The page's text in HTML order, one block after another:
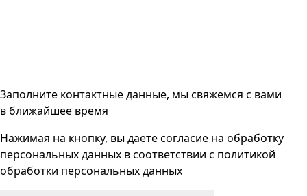
Заполните контактные данные, мы свяжемся с вами
в ближайшее время
Нажимая на кнопку, вы даете согласие на обработку
персональных данных в соответствии с политикой
обработки персональных данных